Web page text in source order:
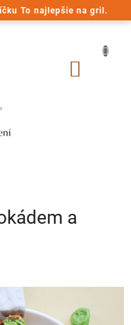
To najlepšie na gril.
a